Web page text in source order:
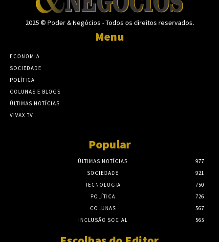
2025 © Poder & Negócios - Todos os direitos reservados.
Menu
ECONOMIA
SOCIEDADE
POLÍTICA
COLUNAS E BLOGS
ÚLTIMAS NOTÍCIAS
VIVAX TV
Popular
ÚLTIMAS NOTÍCIAS
977
SOCIEDADE
921
TECNOLOGIA
750
POLÍTICA
726
COLUNAS
567
INCLUSÃO SOCIAL
565